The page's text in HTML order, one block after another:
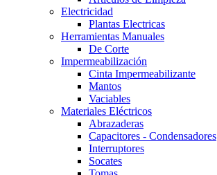
Electricidad
Plantas Electricas
Herramientas Manuales
De Corte
Impermeabilización
Cinta Impermeabilizante
Mantos
Vaciables
Materiales Eléctricos
Abrazaderas
Capacitores - Condensadores
Interruptores
Socates